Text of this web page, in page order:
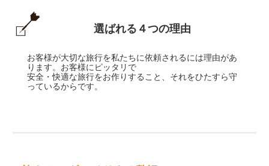
選ばれる４つの理由
お客様が大切な旅行を私たちに依頼されるには理由があ
ります。お客様にピッタリで
安全・快適な旅行をお作りすること、それをひたすら守
っているからです。